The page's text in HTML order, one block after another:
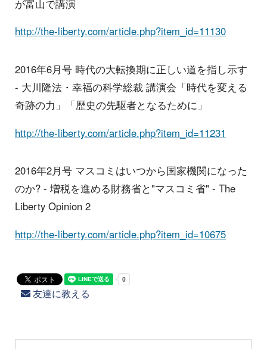
が富山で講演
http://the-liberty.com/article.php?item_id=11130
2016年6月号 時代の大転換期に正しい道を指し示す
- 大川隆法・幸福の科学総裁 講演会「時代を変える
奇跡の力」「歴史の先駆者となるために」
http://the-liberty.com/article.php?item_id=11231
2016年2月号 マスコミはいつから国家機関になった
のか? - 増税を進める財務省と"マスコミ省" - The
Liberty Opinion 2
http://the-liberty.com/article.php?item_id=10675
友達に教える